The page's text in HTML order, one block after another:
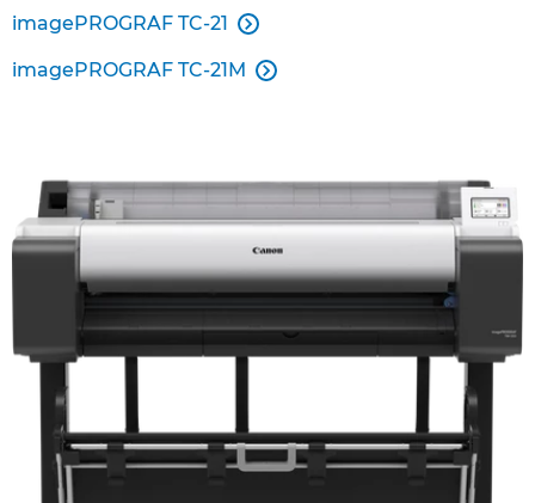
imagePROGRAF TC-21 
imagePROGRAF TC-21M 